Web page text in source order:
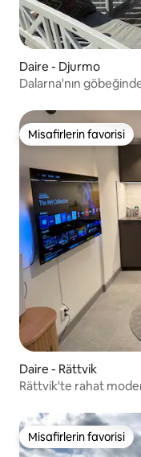
Daire - Djurmo
Dalarna'nın
Misafirlerin favorisi
Misafirlerin favorisi
Daire - Rättvik
Rättvik'te rahat
Misafirlerin favorisi
Misafirlerin favorisi